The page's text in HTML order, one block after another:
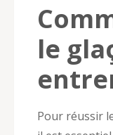
le
Pour réussir